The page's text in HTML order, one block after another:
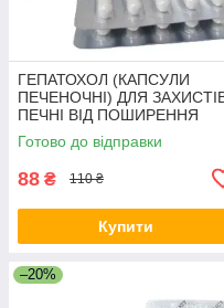
ГЕПАТОХОЛ (КАПСУЛИ
ПЕЧЕНОЧНІ) ДЛЯ
ПЕЧНІ ВІД ПОШИРЕННЯ
ТОКСИН No30
Готово до відправки
88 ₴ 110 ₴
Купити
–20%